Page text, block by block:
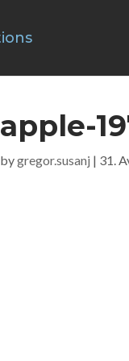
apple-
bygregor.susanj | 31.